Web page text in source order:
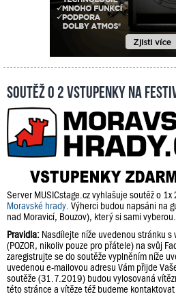
Soutěž o 2 vstupenky na
Server MUSICstage.cz vyhlašuje soutěž o
Moravské hrady . Výherci budou napsáni na
nad Moravicí, Bouzov), který si sami vyberou.
Pravidla: Nasdílejte níže uvedenou stránku
(POZOR, nikoliv pouze pro přátele) na svůj
zaregistrujte se do soutěže vyplněním níže
uvedenou e-mailovou adresu Vám přijde
soutěže (31.7.2019) budou vylosovaná
této stránce a vítěze též budeme kontaktovat